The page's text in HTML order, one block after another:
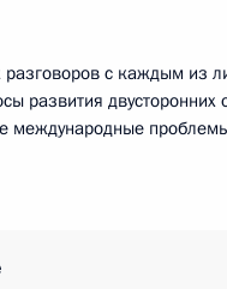
разговоров с каждым из
развития двусторонних
международные